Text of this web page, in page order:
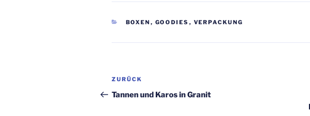
KATEGORIEN
BOXEN , GOODIES , VERPACKUNG
Beitragsnavigation
Vorheriger
Beitrag
ZURÜCK
Tannen und Karos in Granit